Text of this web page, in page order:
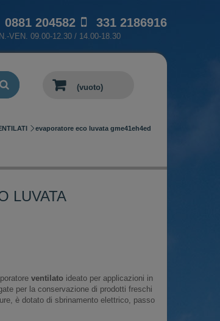
0881 204582 331 2186916
VEN. 09.00-12.30 / 14.00-18.30
(vuoto)
evaporatore eco luvata gme41eh4ed
LUVATA
ventilato ideato per applicazioni in
per la conservazione di prodotti freschi
è dotato di sbrinamento elettrico, passo